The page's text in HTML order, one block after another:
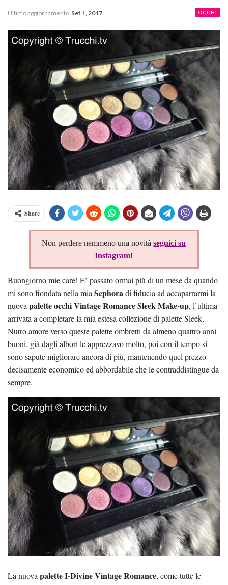
OCCHI
Ultimo aggiornamento Set 1, 2017
Share
Non perdere nemmeno una novitàseguici su
Instagram!
Buongiorno mie care! E’ passato ormai più di un mese da quando
mi sono fiondata nella mia Sephora di fiducia ad accaparrarmi la
nuova palette occhi Vintage Romance Sleek Make-up, l’ultima
arrivata a completare la mia estesa collezione di palette Sleek.
Nutro amore verso queste palette ombretti da almeno quattro anni
buoni, già dagli albori le apprezzavo molto, poi con il tempo si
sono sapute migliorare ancora di più, mantenendo quel prezzo
decisamente economico ed abbordabile che le contraddistingue da
sempre.
La nuova palette I-Divine Vintage Romance, come tutte le